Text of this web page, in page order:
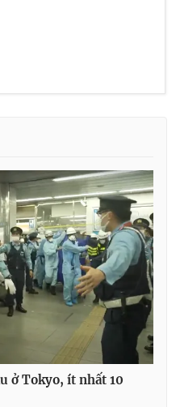
ở Tokyo, ít nhất 10